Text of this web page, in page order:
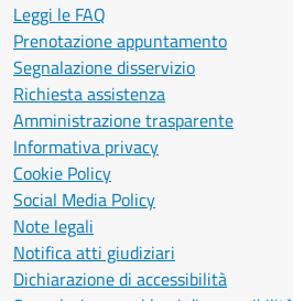
Leggi le FAQ
Prenotazione appuntamento
Segnalazione disservizio
Richiesta assistenza
Amministrazione trasparente
Informativa privacy
Cookie Policy
Social Media Policy
Note legali
Notifica atti giudiziari
Dichiarazione di accessibilità